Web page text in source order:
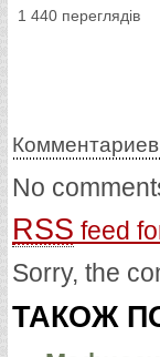
1 440 переглядів
No
RSS feed
Sorry, the
ТАКОЖ